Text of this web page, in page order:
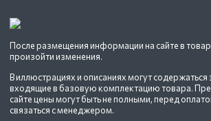
После размещения информации на сайте в
произойти изменения.
В иллюстрациях и описаниях могут содержаться
входящие в базовую комплектацию товара.
сайте цены могут быть не полными, перед
связаться с менеджером.